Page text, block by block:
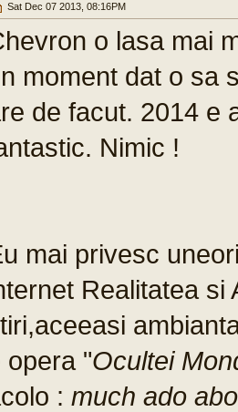
Sat Dec 07 2013, 08:16PM
o lasa mai
moment dat o sa
de facut. 2014 e
Nimic !
mai privesc
Realitatea si
opera "Ocultei
: much ado